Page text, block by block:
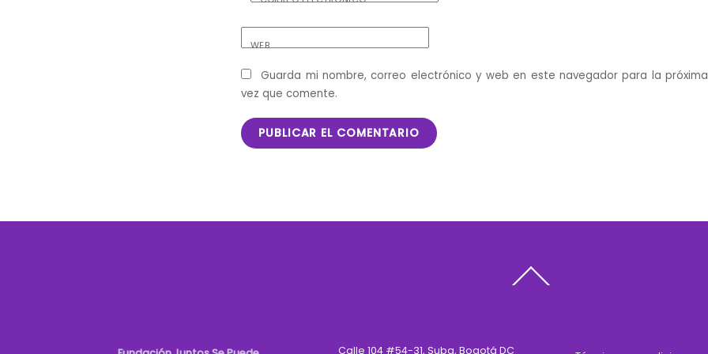
WEB
Guarda mi nombre, correo electrónico y web en este navegador para la próxima
vez que comente.
To
Calle 104 #54-31, Suba, Bogotá DC